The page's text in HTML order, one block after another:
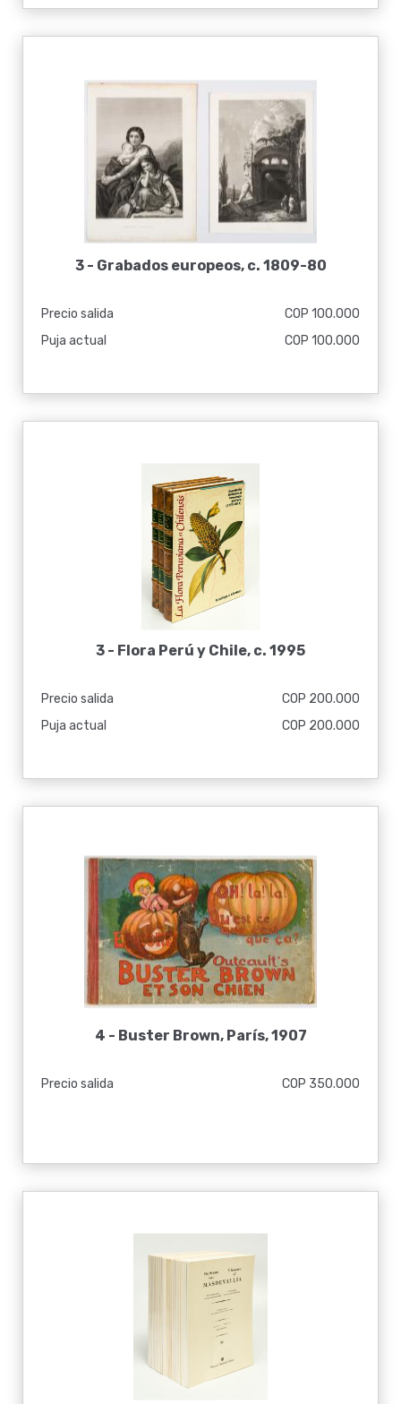
3 - Grabados europeos, c. 1809-80
Precio salida
COP 100.000
Puja actual
COP 100.000
3 - Flora Perú y Chile, c. 1995
Precio salida
COP 200.000
Puja actual
COP 200.000
4 - Buster Brown, París, 1907
Precio salida COP 350.000